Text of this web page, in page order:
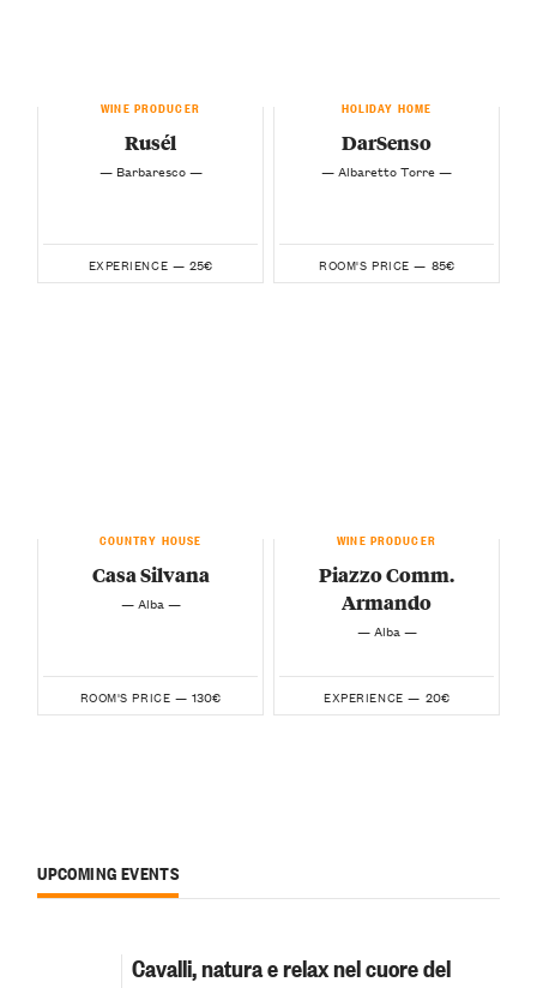
WINE PRODUCER
Rusél
— Barbaresco —
EXPERIENCE — 25€
HOLIDAY HOME
DarSenso
— Albaretto Torre —
ROOM'S PRICE — 85€
COUNTRY HOUSE
Casa Silvana
— Alba —
ROOM'S PRICE — 130€
WINE PRODUCER
Piazzo Comm.
Armando
— Alba —
EXPERIENCE — 20€
UPCOMING EVENTS
Cavalli, natura e relax nel cuore del